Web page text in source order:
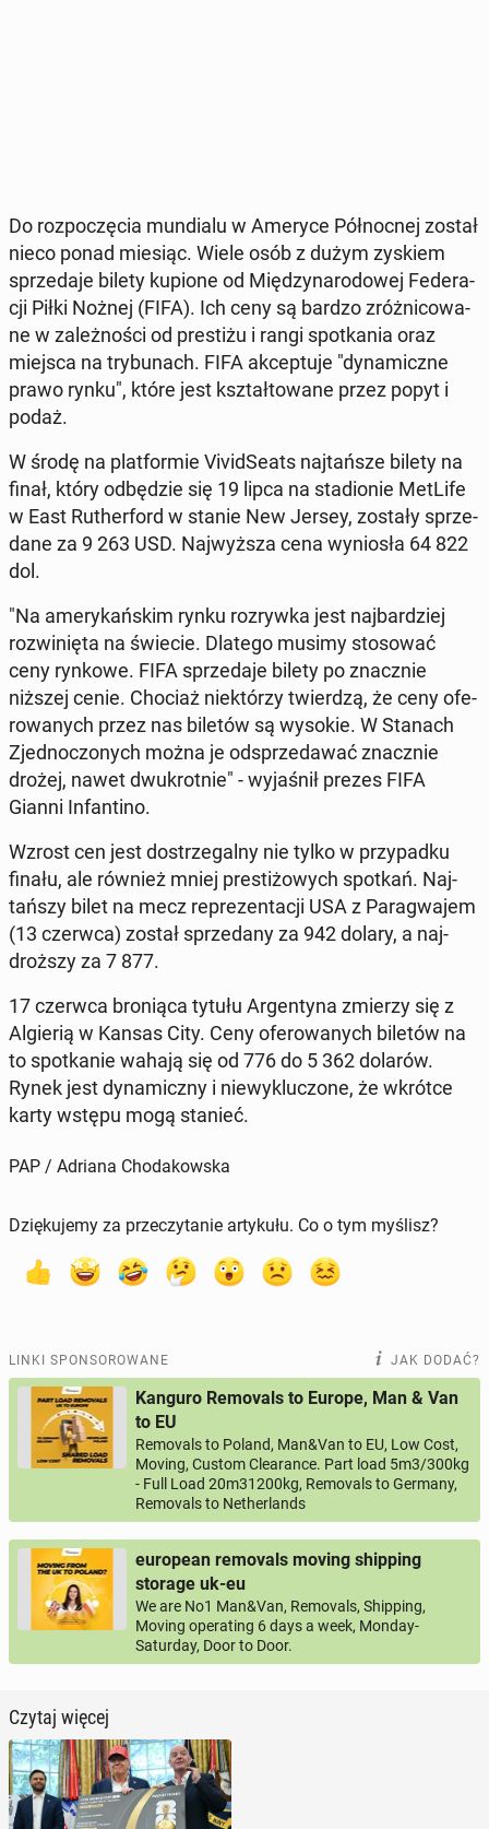
Do roz­po­czę­cia mun­dia­lu w Ameryce Pół­noc­nej został
nieco ponad miesiąc. Wiele osób z dużym zyskiem
sprze­da­je bilety kupione od Mię­dzy­na­ro­do­wej Fe­de­ra­
cji Piłki Nożnej (FIFA). Ich ceny są bardzo zróż­ni­co­wa­
ne w za­leż­no­ści od pre­sti­żu i rangi spo­tka­nia oraz
miejsca na try­bu­nach. FIFA ak­cep­tu­je "dy­na­micz­ne
prawo rynku", które jest kształ­to­wa­ne przez popyt i
podaż.
W środę na plat­for­mie Vi­vid­Se­ats naj­tań­sze bilety na
finał, który od­bę­dzie się 19 lipca na sta­dio­nie MetLife
w East Ru­ther­ford w stanie New Jersey, zostały sprze­
da­ne za 9 263 USD. Naj­wyż­sza cena wy­nio­sła 64 822
dol.
"Na ame­ry­kań­skim rynku roz­ryw­ka jest naj­bar­dziej
roz­wi­nię­ta na świecie. Dlatego musimy sto­so­wać
ceny rynkowe. FIFA sprze­da­je bilety po znacz­nie
niższej cenie. Chociaż nie­któ­rzy twier­dzą, że ceny ofe­
ro­wa­nych przez nas biletów są wysokie. W Stanach
Zjed­no­czo­nych można je od­sprze­da­wać znacz­nie
drożej, nawet dwu­krot­nie" - wy­ja­śnił prezes FIFA
Gianni In­fan­ti­no.
Wzrost cen jest do­strze­gal­ny nie tylko w przy­pad­ku
finału, ale również mniej pre­sti­żo­wych spotkań. Naj­
tań­szy bilet na mecz re­pre­zen­ta­cji USA z Pa­ra­gwa­jem
(13 czerwca) został sprze­da­ny za 942 dolary, a naj­
droż­szy za 7 877.
17 czerwca bro­nią­ca tytułu Ar­gen­ty­na zmierzy się z
Al­gie­rią w Kansas City. Ceny ofe­ro­wa­nych biletów na
to spo­tka­nie wahają się od 776 do 5 362 dolarów.
Rynek jest dy­na­micz­ny i nie­wy­klu­czo­ne, że wkrótce
karty wstępu mogą stanieć.
PAP / Adriana Chodakowska
Dziękujemy za przeczytanie artykułu. Co o tym myślisz?
LINKI SPONSOROWANE JAK DODAĆ?
Kanguro Removals to Europe, Man & Van
to EU
Removals to Poland, Man&Van to EU, Low Cost,
Moving, Custom Clearance. Part load 5m3/300kg
- Full Load 20m31200kg, Removals to Germany,
Removals to Netherlands
european removals moving shipping
storage uk-eu
We are No1 Man&Van, Removals, Shipping,
Moving operating 6 days a week, Monday-
Saturday, Door to Door.
Czytaj więcej